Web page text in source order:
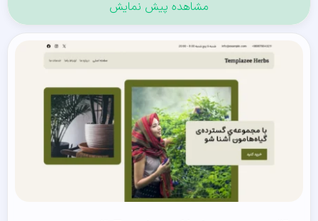
مشاهده پیش نمایش